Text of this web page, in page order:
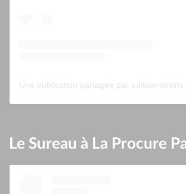
Le Sureau à La Procure